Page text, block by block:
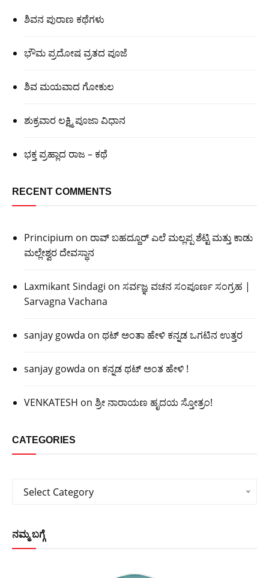
ಶಿವನ ಪುರಾಣ ಕಥೆಗಳು
ಭೌಮ ಪ್ರದೋಷ ವ್ರತದ ಪೂಜೆ
ಶಿವ ಮಯವಾದ ಗೋಕುಲ
ಶುಕ್ರವಾರ ಲಕ್ಷ್ಮಿ ಪೂಜಾ ವಿಧಾನ
ಭಕ್ತ ಪ್ರಹ್ಲಾದ ರಾಜ – ಕಥೆ
RECENT COMMENTS
Principium on ರಾವ್ ಬಹದ್ದೂರ್ ಎಲೆ ಮಲ್ಲಪ್ಪ ಶೆಟ್ಟಿ ಮತ್ತು ಕಾಡು
ಮಲ್ಲೇಶ್ವರ ದೇವಸ್ಥಾನ
Laxmikant Sindagi on ಸರ್ವಜ್ಞ ವಚನ ಸಂಪೂರ್ಣ ಸಂಗ್ರಹ |
Sarvagna Vachana
sanjay gowda on ಥಟ್ ಅಂತಾ ಹೇಳಿ ಕನ್ನಡ ಒಗಟಿನ ಉತ್ತರ
sanjay gowda on ಕನ್ನಡ ಥಟ್ ಅಂತ ಹೇಳಿ !
VENKATESH on ಶ್ರೀ ನಾರಾಯಣ ಹೃದಯ ಸ್ತೋತ್ರಂ!
CATEGORIES
Categories
Select Category
ನಮ್ಮ ಬಗ್ಗೆ